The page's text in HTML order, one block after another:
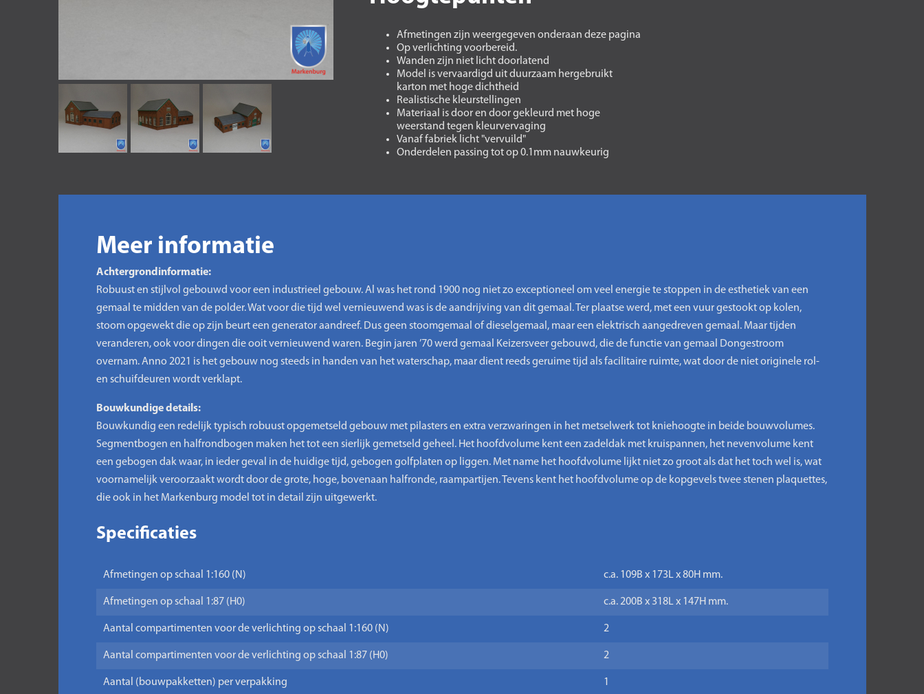
Afmetingen zijn weergegeven onderaan deze pagina
Op verlichting voorbereid.
Wanden zijn niet licht doorlatend
Model is vervaardigd uit duurzaam hergebruikt
karton met hoge dichtheid
Realistische kleurstellingen
Materiaal is door en door gekleurd met hoge
weerstand tegen kleurvervaging
Vanaf fabriek licht "vervuild"
Onderdelen passing tot op 0.1mm nauwkeurig
Meer informatie
Achtergrondinformatie:
Robuust en stijlvol gebouwd voor een industrieel gebouw. Al was het rond 1900 nog niet zo exceptioneel om veel energie te stoppen in de esthetiek van een
gemaal te midden van de polder. Wat voor die tijd wel vernieuwend was is de aandrijving van dit gemaal. Ter plaatse werd, met een vuur gestookt op kolen,
stoom opgewekt die op zijn beurt een generator aandreef. Dus geen stoomgemaal of dieselgemaal, maar een elektrisch aangedreven gemaal. Maar tijden
veranderen, ook voor dingen die ooit vernieuwend waren. Begin jaren ’70 werd gemaal Keizersveer gebouwd, die de functie van gemaal Dongestroom
overnam. Anno 2021 is het gebouw nog steeds in handen van het waterschap, maar dient reeds geruime tijd als facilitaire ruimte, wat door de niet originele rol-
en schuifdeuren wordt verklapt.
Bouwkundige details:
Bouwkundig een redelijk typisch robuust opgemetseld gebouw met pilasters en extra verzwaringen in het metselwerk tot kniehoogte in beide bouwvolumes.
Segmentbogen en halfrondbogen maken het tot een sierlijk gemetseld geheel. Het hoofdvolume kent een zadeldak met kruispannen, het nevenvolume kent
een gebogen dak waar, in ieder geval in de huidige tijd, gebogen golfplaten op liggen. Met name het hoofdvolume lijkt niet zo groot als dat het toch wel is, wat
voornamelijk veroorzaakt wordt door de grote, hoge, bovenaan halfronde, raampartijen. Tevens kent het hoofdvolume op de kopgevels twee stenen plaquettes,
die ook in het Markenburg model tot in detail zijn uitgewerkt.
Specificaties
Afmetingen op schaal 1:160 (N) c.a. 109B x 173L x 80H mm.
Afmetingen op schaal 1:87 (H0) c.a. 200B x 318L x 147H mm.
Aantal compartimenten voor de verlichting op schaal 1:160 (N) 2
Aantal compartimenten voor de verlichting op schaal 1:87 (H0) 2
Aantal (bouwpakketten) per verpakking 1